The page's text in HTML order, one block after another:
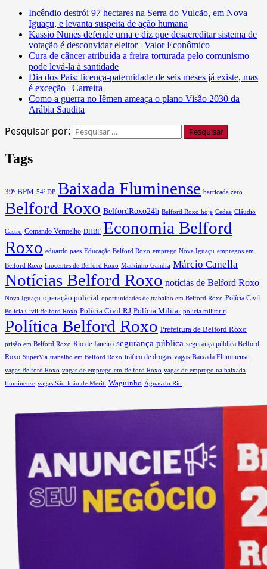
Incêndio destrói 97 hectares na Serra do Vulcão, em Nova
Iguaçu, e levanta suspeita de ação humana
Kassio Nunes defende urna e diz que desacreditar sistema de
votação é desconvidar eleitor | Valor Econômico
Cura de câncer atribuída a freira torturada pelo comunismo
pode levá-la à santidade
Dia dos Pais: licença-paternidade de seis meses já existe, mas
é exceção | Carreira
Como a guerra no Iêmen ameaça o plano Visão 2030 da
Arábia Saudita
Pesquisar por:
Tags
39º BPM 54ª DP Baixada Fluminense barricada zero
Belford Roxo BelfordRoxo24h Belford Roxo hoje Cedae Cláudio
Castro Comando Vermelho DHBF Economia Belford
Roxo eduardo paes Educação Belford Roxo emprego Nova Iguaçu empregos em
Belford Roxo Inocentes de Belford Roxo Markinho Gandra Márcio Canella
Notícias Belford Roxo notícias de Belford Roxo
Nova Iguaçu operação policial oportunidades de trabalho em Belford Roxo Polícia Civil
Polícia Civil Belford Roxo Polícia Civil RJ Polícia Militar polícia militar rj
Política Belford Roxo Prefeitura de Belford Roxo
prisão em Belford Roxo Rio de Janeiro segurança pública segurança pública Belford
Roxo SuperVia trabalho em Belford Roxo tráfico de drogas vagas Baixada Fluminense
vagas Belford Roxo vagas de emprego em Belford Roxo vagas de emprego na baixada
fluminense vagas São João de Meriti Waguinho Águas do Rio